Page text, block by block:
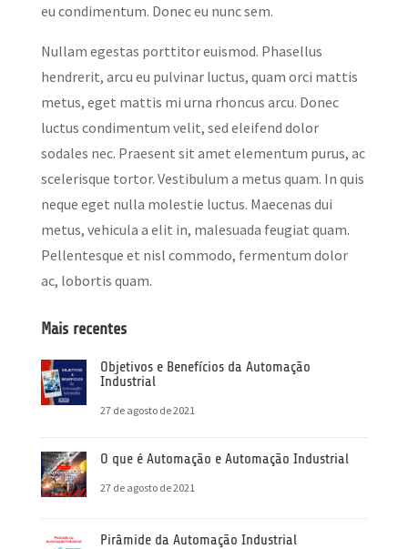
eu condimentum. Donec eu nunc sem.
Nullam egestas porttitor euismod. Phasellus
hendrerit, arcu eu pulvinar luctus, quam orci mattis
metus, eget mattis mi urna rhoncus arcu. Donec
luctus condimentum velit, sed eleifend dolor
sodales nec. Praesent sit amet elementum purus, ac
scelerisque tortor. Vestibulum a metus quam. In quis
neque eget nulla molestie luctus. Maecenas dui
metus, vehicula a elit in, malesuada feugiat quam.
Pellentesque et nisl commodo, fermentum dolor
ac, lobortis quam.
Mais recentes
Objetivos e Benefícios da Automação
Industrial
27 de agosto de 2021
O que é Automação e Automação Industrial
27 de agosto de 2021
Pirâmide da Automação Industrial